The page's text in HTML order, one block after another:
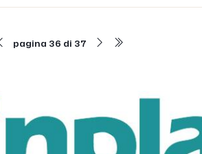
pagina 36 di 37